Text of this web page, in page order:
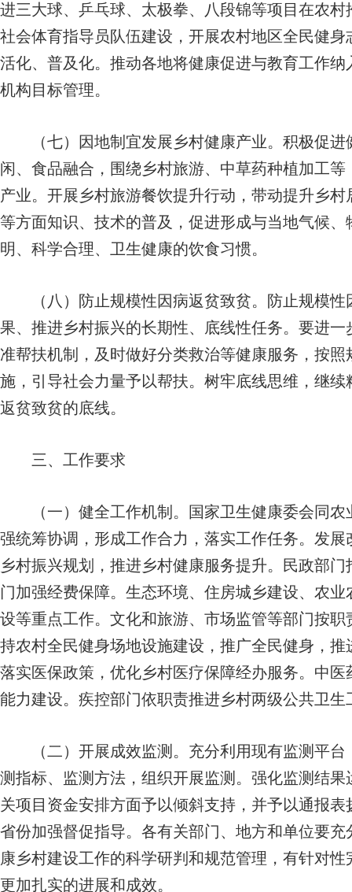
进三大球、乒乓球、太极拳、八段锦等项目在农
社会体育指导员队伍建设，开展农村地区全民健
活化、普及化。推动各地将健康促进与教育工作
机构目标管理。
（七）因地制宜发展乡村健康产业。 积极促进
闲、食品融合，围绕乡村旅游、中草药种植加工
产业。开展乡村旅游餐饮提升行动，带动提升乡
等方面知识、技术的普及，促进形成与当地气候
明、科学合理、卫生健康的饮食习惯。
（八）防止规模性因病返贫致贫。 防止规模性
果、推进乡村振兴的长期性、底线性任务。要进
准帮扶机制，及时做好分类救治等健康服务，按
施，引导社会力量予以帮扶。树牢底线思维，继
返贫致贫的底线。
三、工作要求
（一）健全工作机制。
国家卫生健康委会同
强统筹协调，形成工作合力，落实工作任务。发
乡村振兴规划，推进乡村健康服务提升。民政部
门加强经费保障。生态环境、住房城乡建设、农
设等重点工作。文化和旅游、市场监管等部门按
持农村全民健身场地设施建设，推广全民健身，
落实医保政策，优化乡村医疗保障经办服务。中
能力建设。疾控部门依职责推进乡村两级公共卫生
（二）开展成效监测。 充分利用现有监测平
测指标、监测方法，组织开展监测。强化监测结
关项目资金安排方面予以倾斜支持，并予以通报
省份加强督促指导。各有关部门、地方和单位要
康乡村建设工作的科学研判和规范管理，有针对
更加扎实的进展和成效。